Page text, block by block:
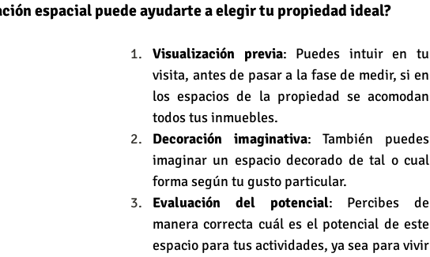
espacial puede ayudarte a elegir tu propiedad ideal?
Visualización previa: Puedes intuir en tu
visita, antes de pasar a la fase de medir, si en
los espacios de la propiedad se acomodan
todos tus inmuebles.
Decoración imaginativa: También puedes
imaginar un espacio decorado de tal o cual
forma según tu gusto particular.
Evaluación del potencial: Percibes de
manera correcta cuál es el potencial de este
espacio para tus actividades, ya sea para vivir